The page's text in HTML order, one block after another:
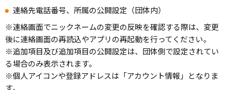
連絡先電話番号、所属の公開設定（団体内）
※連絡画面でニックネームの変更の反映を確認する際は、変更
後に連絡画面の再読込やアプリの再起動を行ってください。
※追加項目及び追加項目の公開設定は、団体側で設定されてい
る場合のみ表示されます。
※個人アイコンや登録アドレスは「アカウント情報」となりま
す。